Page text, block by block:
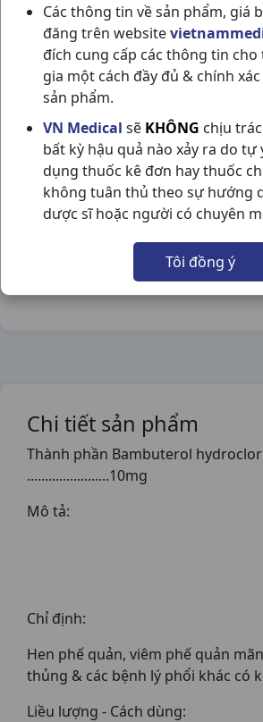
Các thông tin về sản phẩm, giá
đăng trên website
đích cung cấp các thông tin
gia một cách đầy đủ & chính
sản phẩm.
VN Medical sẽ KHÔNG chịu
bất kỳ hậu quả nào xảy ra do tự
dụng thuốc kê đơn hay thuốc
không tuân thủ theo sự hướng
dược sĩ hoặc người có chuyên
Tôi đồng ý
HAYEX 10MG H30V
NSX:Davipharma
Nhóm hàng:Hô Hấp,
Chia sẻ qua mạng xã hội:
Chi tiết sản phẩm
Thành phần Bambuterol
.......................10mg
Mô tả:
Chỉ định:
Hen phế quản, viêm phế quản
thủng & các bệnh lý phổi khác có
Liều lượng - Cách dùng: